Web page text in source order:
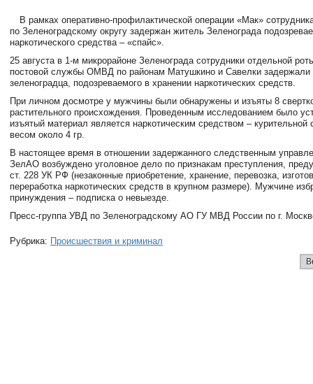
В рамках оперативно-профилактической операции «Мак»
по Зеленоградскому округу задержан житель Зеленограда
наркотического средства – «спайс».
25 августа в 1-м микрорайоне Зеленограда сотрудники отдельной
постовой службы ОМВД по районам Матушкино и Савелки задержали
зеленоградца, подозреваемого в хранении наркотических средств.
При личном досмотре у мужчины были обнаружены и изъяты 8
растительного происхождения. Проведенным исследованием было
изъятый материал является наркотическим средством –
весом около 4 гр.
В настоящее время в отношении задержанного следственным
ЗелАО возбуждено уголовное дело по признакам преступления,
ст. 228 УК РФ (незаконные приобретение, хранение, перевозка,
переработка наркотических средств в крупном размере). Мужчине
принуждения – подписка о невыезде.
Пресс-группа УВД по Зеленоградскому АО ГУ МВД России по г.
Рубрика: Происшествия и криминал